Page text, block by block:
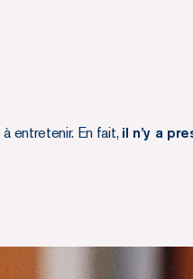
entretenir. En fait, il n’y a